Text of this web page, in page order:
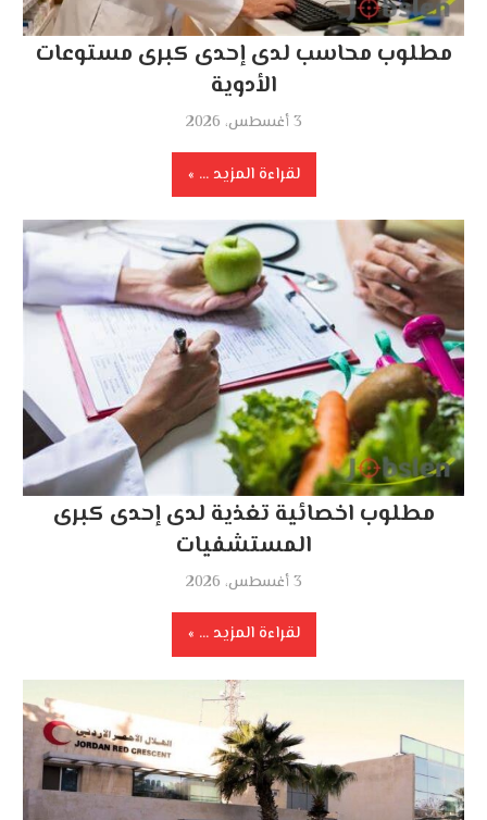
مطلوب محاسب لدى إحدى كبرى مستوعات
الأدوية
3 أغسطس، 2026
لقراءة المزيد ...
مطلوب اخصائية تغذية لدى إحدى كبرى
المستشفيات
3 أغسطس، 2026
لقراءة المزيد ...